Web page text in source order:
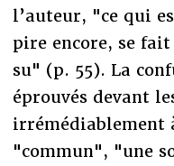
l’auteur, "ce qui
pire encore, se
su" (p. 55). La
éprouvés devant
irrémédiablement
"commun", "une